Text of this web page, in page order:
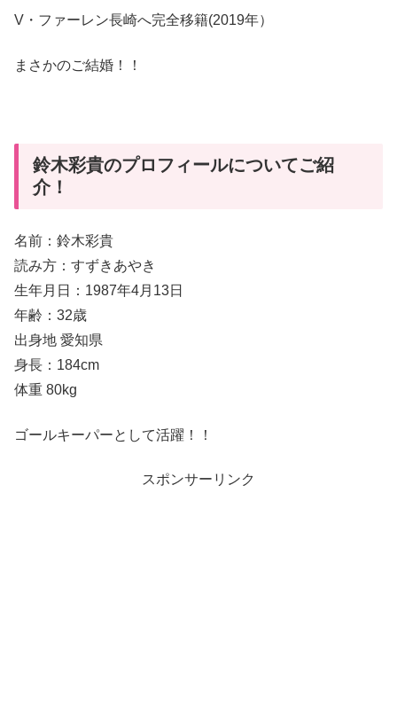
V・ファーレン長崎へ完全移籍(2019年）
まさかのご結婚！！
鈴木彩貴のプロフィールについてご紹
介！
名前：鈴木彩貴
読み方：すずきあやき
生年月日：1987年4月13日
年齢：32歳
出身地 愛知県
身長：184cm
体重 80kg
ゴールキーパーとして活躍！！
スポンサーリンク